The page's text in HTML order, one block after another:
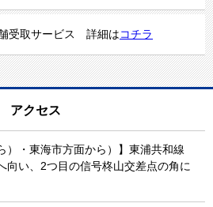
受取サービス 詳細はコチラ
アクセス
）・東海市方面から）】東浦共和線
向い、2つ目の信号柊山交差点の角に